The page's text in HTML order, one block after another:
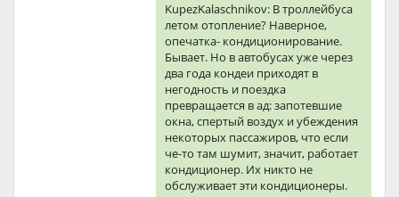
KupezKalaschnikov: В троллейбуса
летом отопление? Наверное,
опечатка- кондиционирование.
Бывает. Но в автобусах уже через
два года кондеи приходят в
негодность и поездка
превращается в ад: запотевшие
окна, спертый воздух и убеждения
некоторых пассажиров, что если
че-то там шумит, значит, работает
кондиционер. Их никто не
обслуживает эти кондиционеры.